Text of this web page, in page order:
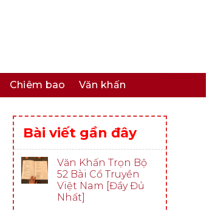
Chiêm bao Văn khấn
Bài viết gần đây
Văn Khấn Trọn Bộ
52 Bài Cổ Truyền
Việt Nam [Đầy Đủ
Nhất]